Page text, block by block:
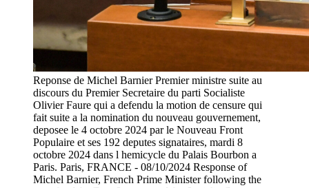
Reponse de Michel Barnier Premier ministre suite au
discours du Premier Secretaire du parti Socialiste
Olivier Faure qui a defendu la motion de censure qui
fait suite a la nomination du nouveau gouvernement,
deposee le 4 octobre 2024 par le Nouveau Front
Populaire et ses 192 deputes signataires, mardi 8
octobre 2024 dans l hemicycle du Palais Bourbon a
Paris. Paris, FRANCE - 08/10/2024 Response of
Michel Barnier, French Prime Minister following the